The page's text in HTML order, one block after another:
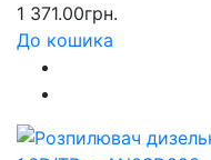
1 371.00грн.
До кошика